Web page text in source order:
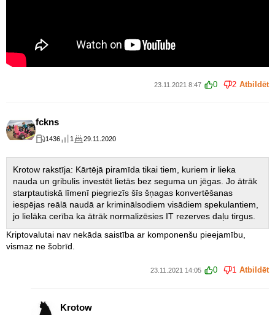
23.11.2021 8:47 0 2 Atbildēt
fckns
1436 1 29.11.2020
Krotow rakstīja: Kārtējā piramīda tikai tiem, kuriem ir lieka
nauda un gribulis investēt lietās bez seguma un jēgas. Jo ātrāk
starptautiskā līmenī piegriezīs šīs šņagas konvertēšanas
iespējas reālā naudā ar kriminālsodiem visādiem spekulantiem,
jo lielāka cerība ka ātrāk normalizēsies IT rezerves daļu tirgus.
Kriptovalutai nav nekāda saistība ar komponenšu pieejamību,
vismaz ne šobrīd.
23.11.2021 14:05 0 1 Atbildēt
Krotow